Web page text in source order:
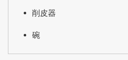
削皮器
碗